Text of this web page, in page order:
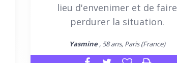
lieu d'envenimer et de faire
perdurer la situation.
Yasmine, 58 ans, Paris (France)